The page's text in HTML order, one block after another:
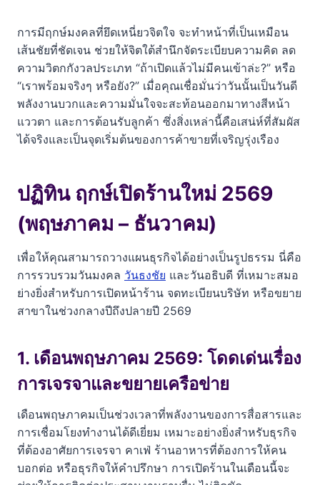
ที่คล่องตัว
5. เดือนกันยายน 2569: เสริมความอุดมสมบูรณ์และโชค
ลาภ
6. เดือนตุลาคม 2569: วันธงชัยโดดเด่น ชัยชนะเหนือคู่
7. เดือนพฤศจิกายน 2569: เสริมความมั่งคั่ง รับทรัพย์
8. เดือนธันวาคม 2569: ปิดยอดสวยงาม เตรียมรับความ
เฮงปีถัดไป
ข้อควรระวัง: การเลือกฤกษ์ให้สัมพันธ์กับวันเกิด
บทสรุป: วันนี้คุณควรทำอะไรเพื่อเตรียมตัวเปิดร้าน?
การมีฤกษ์มงคลที่ยึดเหนี่ยวจิตใจ จะทำหน้าที่เป็นเหมือน
เส้นชัยที่ชัดเจน ช่วยให้จิตใต้สำนึกจัดระเบียบความคิด ลด
ความวิตกกังวลประเภท “ถ้าเปิดแล้วไม่มีคนเข้าล่ะ?” หรือ
“เราพร้อมจริงๆ หรือยัง?” เมื่อคุณเชื่อมั่นว่าวันนั้นเป็นวันดี
พลังงานบวกและความมั่นใจจะสะท้อนออกมาทางสีหน้า
แววตา และการต้อนรับลูกค้า ซึ่งสิ่งเหล่านี้คือเสน่ห์ที่สัมผัส
ได้จริงและเป็นจุดเริ่มต้นของการค้าขายที่เจริญรุ่งเรือง
ปฏิทิน ฤกษ์เปิดร้านใหม่ 2569
(พฤษภาคม – ธันวาคม)
เพื่อให้คุณสามารถวางแผนธุรกิจได้อย่างเป็นรูปธรรม นี่คือ
การรวบรวมวันมงคล วันธงชัย และวันอธิบดี ที่เหมาะสมอ
ย่างยิ่งสำหรับการเปิดหน้าร้าน จดทะเบียนบริษัท หรือขยาย
สาขาในช่วงกลางปีถึงปลายปี 2569
1. เดือนพฤษภาคม 2569: โดดเด่นเรื่อง
การเจรจาและขยายเครือข่าย
เดือนพฤษภาคมเป็นช่วงเวลาที่พลังงานของการสื่อสารและ
การเชื่อมโยงทำงานได้ดีเยี่ยม เหมาะอย่างยิ่งสำหรับธุรกิจ
ที่ต้องอาศัยการเจรจา คาเฟ่ ร้านอาหารที่ต้องการให้คน
บอกต่อ หรือธุรกิจให้คำปรึกษา การเปิดร้านในเดือนนี้จะ